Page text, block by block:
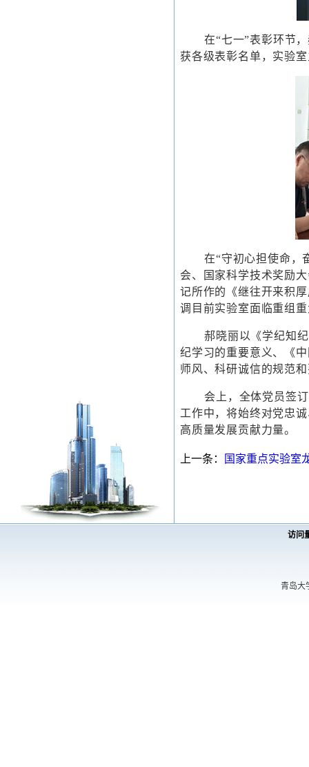
在“七一”表彰环节
获各级表彰名单，实验
在“守初心担使命，
会、国家科学技术奖励
记所作的《继往开来积
调目前实验室面临重组
郝晓丽以《学纪知
纪学习的重要意义、《
师风、科研诚信的规范
会上，全体党员签
工作中，将始终对党忠
高质量发展贡献力量。
上一条： 国家重点实验室
访问
青岛大